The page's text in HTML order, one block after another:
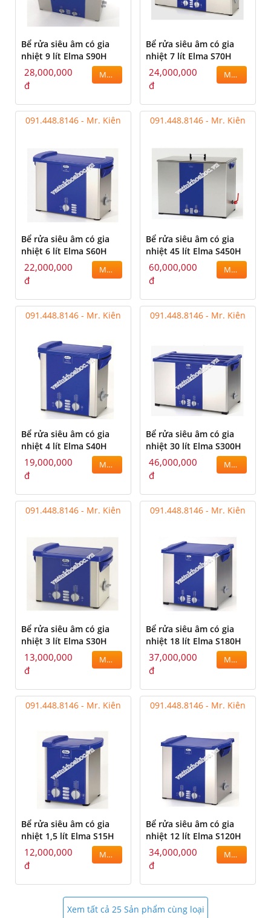
Bể rửa siêu âm có gia
nhiệt 9 lít Elma S90H
28,000,000
đ
MUA
Bể rửa siêu âm có gia
nhiệt 7 lít Elma S70H
24,000,000
đ
MUA
091.448.8146 - Mr. Kiên
Bể rửa siêu âm có gia
nhiệt 6 lít Elma S60H
22,000,000
đ
MUA
091.448.8146 - Mr. Kiên
Bể rửa siêu âm có gia
nhiệt 45 lít Elma S450H
60,000,000
đ
MUA
091.448.8146 - Mr. Kiên
Bể rửa siêu âm có gia
nhiệt 4 lít Elma S40H
19,000,000
đ
MUA
091.448.8146 - Mr. Kiên
Bể rửa siêu âm có gia
nhiệt 30 lít Elma S300H
46,000,000
đ
MUA
091.448.8146 - Mr. Kiên
Bể rửa siêu âm có gia
nhiệt 3 lít Elma S30H
13,000,000
đ
MUA
091.448.8146 - Mr. Kiên
Bể rửa siêu âm có gia
nhiệt 18 lít Elma S180H
37,000,000
đ
MUA
091.448.8146 - Mr. Kiên
Bể rửa siêu âm có gia
nhiệt 1,5 lít Elma S15H
12,000,000
đ
MUA
091.448.8146 - Mr. Kiên
Bể rửa siêu âm có gia
nhiệt 12 lít Elma S120H
34,000,000
đ
MUA
Xem tất cả 25 Sản phẩm cùng loại